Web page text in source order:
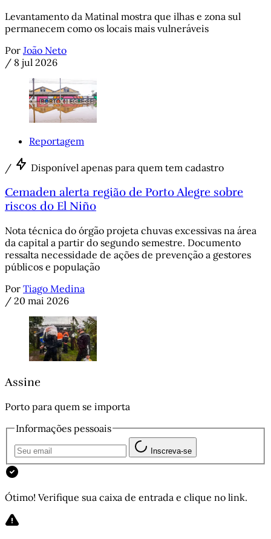
Levantamento da Matinal mostra que ilhas e zona sul
permanecem como os locais mais vulneráveis
Por João Neto
/ 8 jul 2026
Reportagem
/ Disponível apenas para quem tem cadastro
Cemaden alerta região de Porto Alegre sobre
riscos do El Niño
Nota técnica do órgão projeta chuvas excessivas na área
da capital a partir do segundo semestre. Documento
ressalta necessidade de ações de prevenção a gestores
públicos e população
Por Tiago Medina
/ 20 mai 2026
Assine
Porto para quem se importa
Informações pessoais
Inscreva-se
Ótimo! Verifique sua caixa de entrada e clique no link.